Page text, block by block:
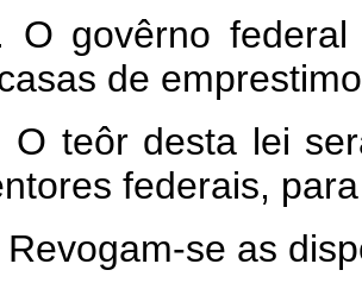
O govêrno
de
O teôr desta lei
federais,
se as